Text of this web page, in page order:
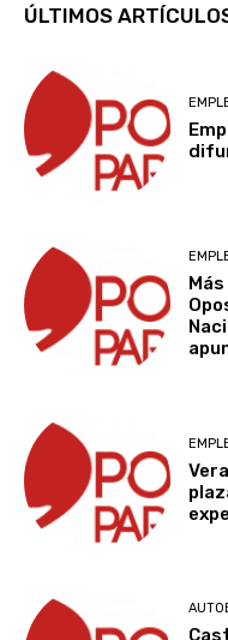
ÚLTIMOS